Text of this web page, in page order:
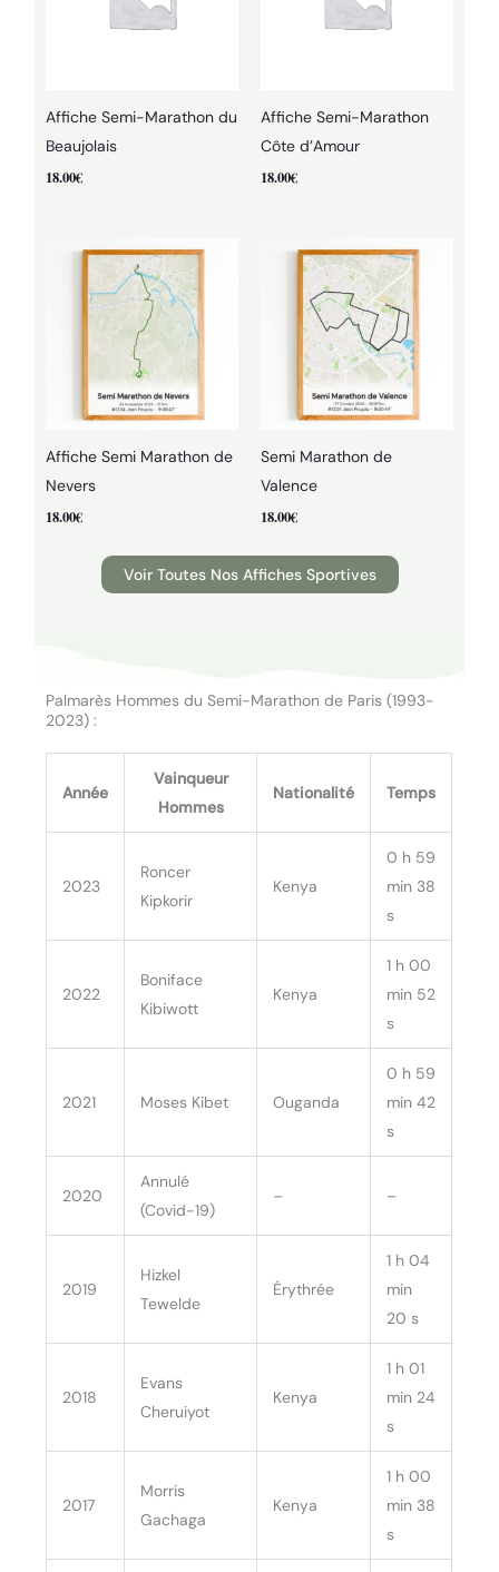
Affiche Semi-Marathon du
Beaujolais
18.00€
Affiche Semi-Marathon
Côte d’Amour
18.00€
Affiche Semi Marathon de
Nevers
18.00€
Semi Marathon de
Valence
18.00€
Voir Toutes Nos Affiches Sportives
Palmarès Hommes du Semi-Marathon de Paris (1993-
2023) :
Année
Vainqueur
Hommes
Nationalité Temps
2023
Roncer
Kipkorir
Kenya
0 h 59
min 38
s
2022
Boniface
Kibiwott
Kenya
1 h 00
min 52
s
2021 Moses Kibet Ouganda
0 h 59
min 42
s
2020
Annulé
(Covid-19)
– –
2019
Hizkel
Tewelde
Érythrée
1 h 04
min
20 s
2018
Evans
Cheruiyot
Kenya
1 h 01
min 24
s
2017
Morris
Gachaga
Kenya
1 h 00
min 38
s